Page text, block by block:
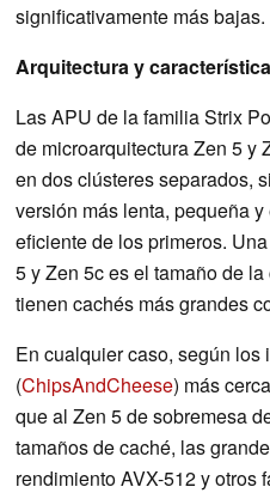
significativamente más bajas.
Arquitectura y
Las APU de la familia Strix
de microarquitectura Zen 5 y
en dos clústeres separados,
versión más lenta, pequeña
eficiente de los primeros.
5 y Zen 5c es el tamaño de
tienen cachés más grandes
En cualquier caso, según los
(ChipsAndCheese) más
que al Zen 5 de sobremesa
tamaños de caché, las
rendimiento AVX-512 y otros